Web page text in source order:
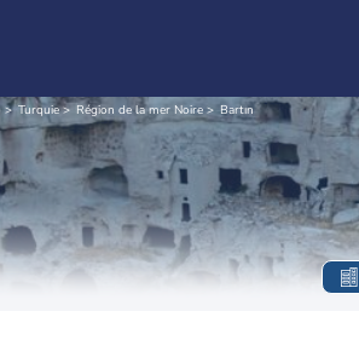
Turquie Région de la mer Noire Bartın